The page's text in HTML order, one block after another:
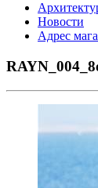
Новости
Адрес